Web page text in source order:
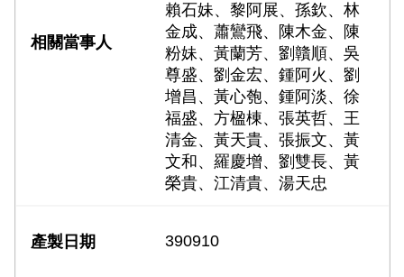
賴石妹、黎阿展、孫欽、林
金成、蕭鸞飛、陳木金、陳
粉妹、黃蘭芳、劉贛順、吳
尊盛、劉金宏、鍾阿火、劉
增昌、黃心匏、鍾阿淡、徐
福盛、方楹棟、張英哲、王
清金、黃天貴、張振文、黃
文和、羅慶增、劉雙長、黃
榮貴、江清貴、湯天忠
390910